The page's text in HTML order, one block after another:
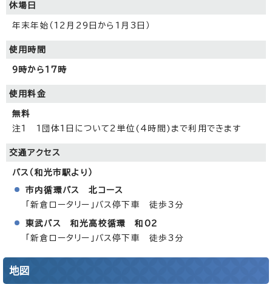
休場日
年末年始（12月29日から1月3日）
使用時間
9時から17時
使用料金
無料
注1 1団体1日について2単位(4時間)まで利用できます
交通アクセス
バス（和光市駅より）
市内循環バス 北コース
「新倉ロータリー」バス停下車 徒歩3分
東武バス 和光高校循環 和02
「新倉ロータリー」バス停下車 徒歩3分
地図